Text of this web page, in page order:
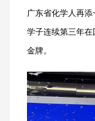
广东省化学人再
学子连续第三年在
金牌。